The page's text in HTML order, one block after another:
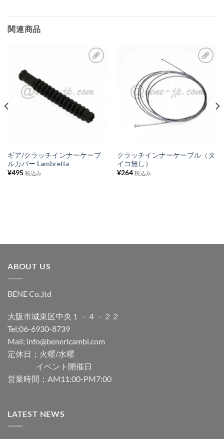
関連商品
入
り
ギア/クラッチインナーケーブ
ルカバー Lambretta
¥495 税込み
気
入
ス
クラッチインナーケーブル（タ
イコ無し）
¥264 税込み
ABOUT US
BENE Co.,ltd
大阪市城東区中央１－４－２２
Tel;06-6930-8739
Mail; info@benericambi.com
定休日；火曜/水曜
イベント開催日
営業時間；AM11:00-PM7:00
LATEST NEWS